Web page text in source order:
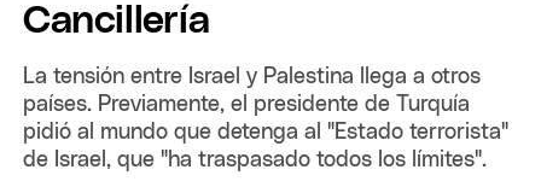
Cancillería
La tensión entre Israel y Palestina llega a otros
países. Previamente, el presidente de Turquía
pidió al mundo que detenga al "Estado terrorista"
de Israel, que "ha traspasado todos los límites".